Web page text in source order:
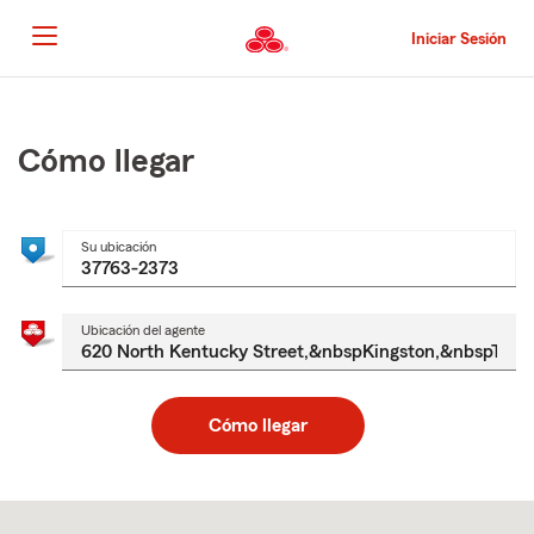
al
contenido
principal
Iniciar Sesión
principal
Cómo llegar
Su ubicación
Ubicación del agente
Cómo llegar
to